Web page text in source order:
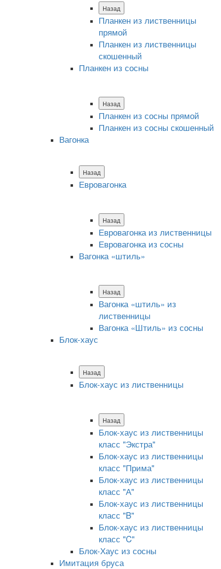
Назад
Планкен из лиственницы
прямой
Планкен из лиственницы
скошенный
Планкен из сосны
Назад
Планкен из сосны прямой
Планкен из сосны скошенный
Вагонка
Назад
Евровагонка
Назад
Евровагонка из лиственницы
Евровагонка из сосны
Вагонка «штиль»
Назад
Вагонка «штиль» из
лиственницы
Вагонка «Штиль» из сосны
Блок-хаус
Назад
Блок-хаус из лиственницы
Назад
Блок-хаус из лиственницы
класс "Экстра"
Блок-хаус из лиственницы
класс "Прима"
Блок-хаус из лиственницы
класс "А"
Блок-хаус из лиственницы
класс "B"
Блок-хаус из лиственницы
класс "C"
Блок-Хаус из сосны
Имитация бруса